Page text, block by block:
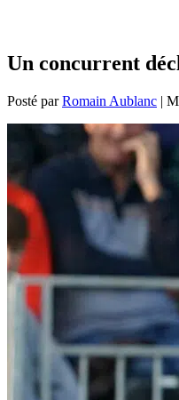
Un concurrent
Posté parRomain Aublanc |